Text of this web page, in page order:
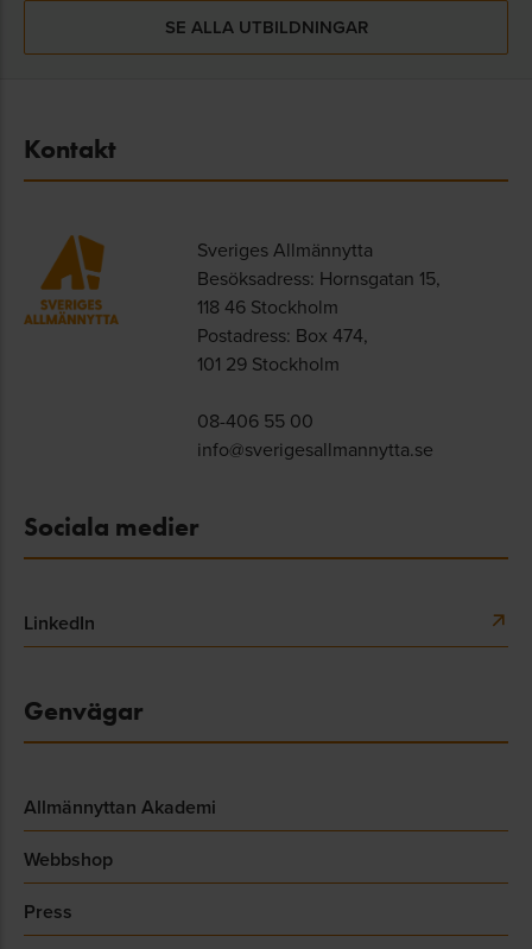
SE ALLA UTBILDNINGAR
Kontakt
Sveriges Allmännytta
Besöksadress: Hornsgatan 15,
118 46 Stockholm
Postadress: Box 474,
101 29 Stockholm
08-406 55 00
info@sverigesallmannytta.se
Sociala medier
LinkedIn
Genvägar
Allmännyttan Akademi
Webbshop
Press